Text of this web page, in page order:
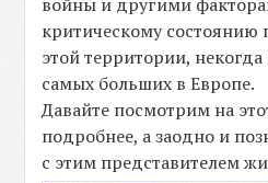
критическому состоянию
этой территории,
самых больших в Европе.
Давайте посмотрим на
подробнее, а заодно и
с этим представителем